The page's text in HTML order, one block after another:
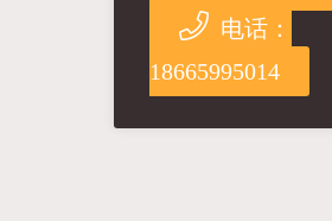
电话：
18665995014